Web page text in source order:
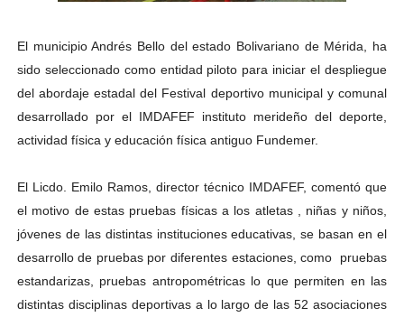
Arrancó Plan Vacacional Comunitario Venezuela
Plan Vacacional Venezuela Renace 2026 arrancó con
Venezuela Renace 2026 lleva sonrisas y prevención a
Complejo Educativo Talento Deportivo lanza Plan
Arnaldo Sánchez reinaugura Parque Recreacional
Corposalud inició talleres para aspirantes al curso de
El municipio Andrés Bello del estado Bolivariano de Mérida, ha
sido seleccionado como entidad piloto para iniciar el despliegue
del abordaje estadal del Festival deportivo municipal y comunal
desarrollado por el IMDAFEF instituto merideño del deporte,
actividad física y educación física antiguo Fundemer.
El Licdo. Emilo Ramos, director técnico IMDAFEF, comentó que
el motivo de estas pruebas físicas a los atletas , niñas y niños,
jóvenes de las distintas instituciones educativas, se basan en el
desarrollo de pruebas por diferentes estaciones, como pruebas
estandarizas, pruebas antropométricas lo que permiten en las
distintas disciplinas deportivas a lo largo de las 52 asociaciones